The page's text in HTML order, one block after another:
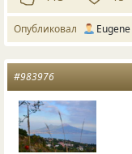
Опубликовал
#983976